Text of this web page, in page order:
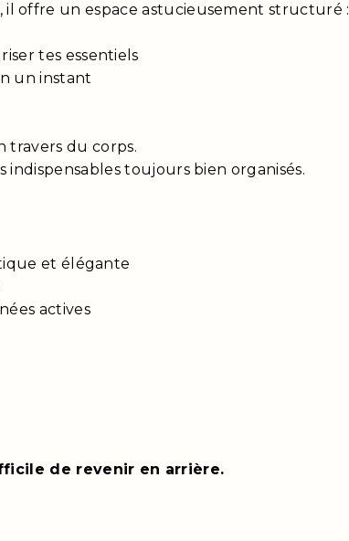
il offre un espace astucieusement structuré :
tes essentiels
instant
travers du corps.
indispensables toujours bien organisés.
et élégante
actives
de revenir en arrière.